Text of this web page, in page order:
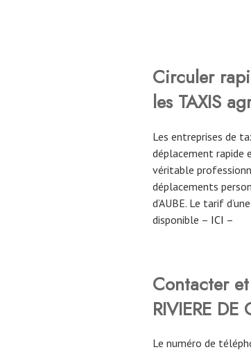
Circuler
les TAXIS
Les entreprises de
déplacement rapide
véritable
déplacements
d’AUBE. Le tarif
disponible – ICI –
Contacter
RIVIERE DE
Le numéro de